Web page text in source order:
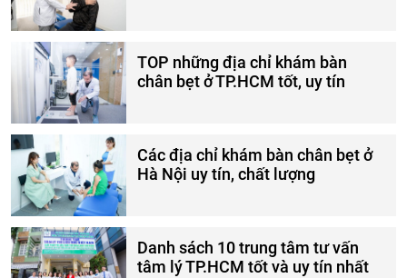
TOP những địa chỉ khám bàn
chân bẹt ở TP.HCM tốt, uy tín
Các địa chỉ khám bàn chân bẹt ở
Hà Nội uy tín, chất lượng
Danh sách 10 trung tâm tư vấn
tâm lý TP.HCM tốt và uy tín nhất